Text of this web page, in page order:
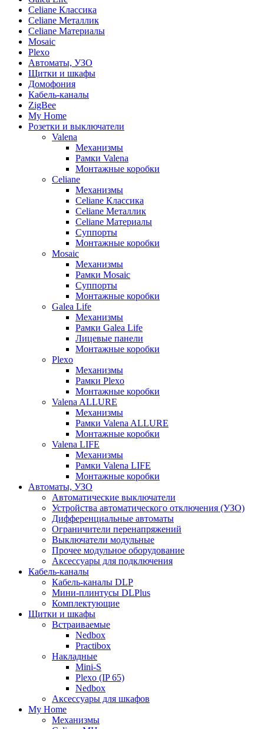
Celiane Классика
Celiane Металлик
Celiane Материалы
Mosaic
Plexo
Автоматы, УЗО
Щитки и шкафы
Домофония
Кабель-каналы
ZigBee
My Home
Розетки и выключатели
Valena
Механизмы
Рамки Valena
Монтажные коробки
Celiane
Механизмы
Celiane Классика
Celiane Металлик
Celiane Материалы
Суппорты
Монтажные коробки
Mosaic
Механизмы
Рамки Mosaic
Суппорты
Монтажные коробки
Galea Life
Механизмы
Рамки Galea Life
Лицевые панели
Монтажные коробки
Plexo
Механизмы
Рамки Plexo
Монтажные коробки
Valena ALLURE
Механизмы
Рамки Valena ALLURE
Монтажные коробки
Valena LIFE
Механизмы
Рамки Valena LIFE
Монтажные коробки
Автоматы, УЗО
Автоматические выключатели
Устройства автоматического отключения (УЗО)
Дифференциальные автоматы
Ограничители перенапряжений
Выключатели модульные
Прочее модульное оборудование
Аксессуары для подключения
Кабель-каналы
Кабель-каналы DLP
Мини-плинтусы DLPlus
Комплектующие
Щитки и шкафы
Встраиваемые
Nedbox
Practibox
Накладные
Mini-S
Plexo (IP 65)
Nedbox
Аксессуары для шкафов
My Home
Механизмы